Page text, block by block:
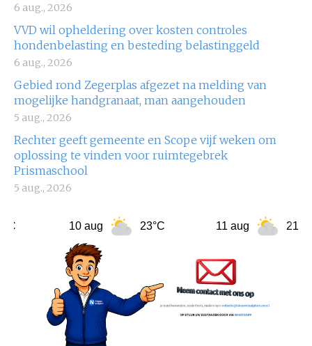
6 aug., 2026
VVD wil opheldering over kosten controles
hondenbelasting en besteding belastinggeld
6 aug., 2026
Gebied rond Zegerplas afgezet na melding van
mogelijke handgranaat, man aangehouden
5 aug., 2026
Rechter geeft gemeente en Scope vijf weken om
oplossing te vinden voor ruimtegebrek
Prismaschool
5 aug., 2026
10 aug 23°C 11 aug 21°C